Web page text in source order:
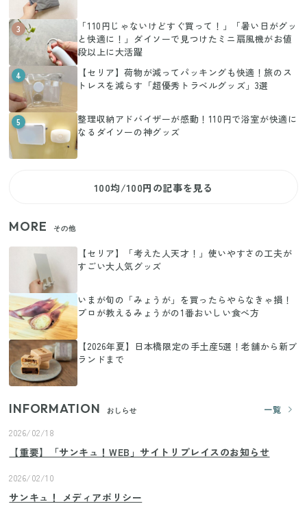
3
「110円じゃないけどすぐ買って！」「暑い日がグッ
と快適に！」ダイソーで見つけたミニ扇風機がお値
段以上に大活躍
4
【セリア】荷物が減ってパッキングも快適！旅のス
トレスを減らす「超優秀トラベルグッズ」3選
5
整理収納アドバイザーが感動！110円で浴室が快適に
なるダイソーの神グッズ
100均/100円の記事を見る
MORE その他
【セリア】「考えた人天才！」使いやすさの工夫が
すごい大人気グッズ
いまが旬の「みょうが」を買ったらやらなきゃ損！
プロが教えるみょうがの1番おいしい食べ方
【2026年夏】日本橋限定の手土産5選！老舗から新ブ
ランドまで
INFORMATION おしらせ
一覧
2026/02/18
【重要】「サンキュ！WEB」サイトリプレイスのお知らせ
2026/02/10
サンキュ！ メディアポリシー